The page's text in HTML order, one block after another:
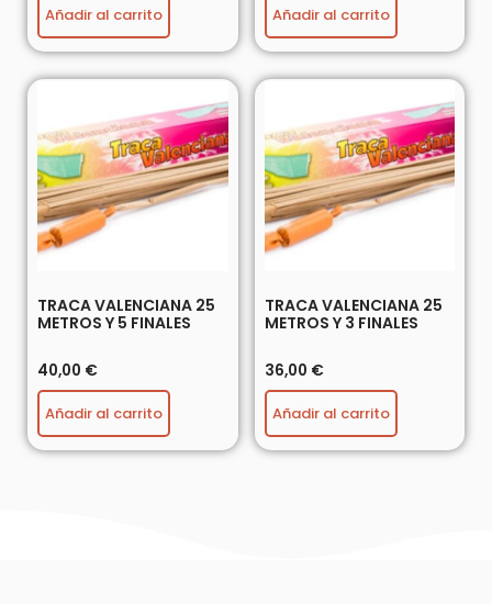
Añadir al carrito Añadir al carrito
TRACA VALENCIANA 25
METROS Y 5 FINALES
40,00 €
Añadir al carrito
TRACA VALENCIANA 25
METROS Y 3 FINALES
36,00 €
Añadir al carrito